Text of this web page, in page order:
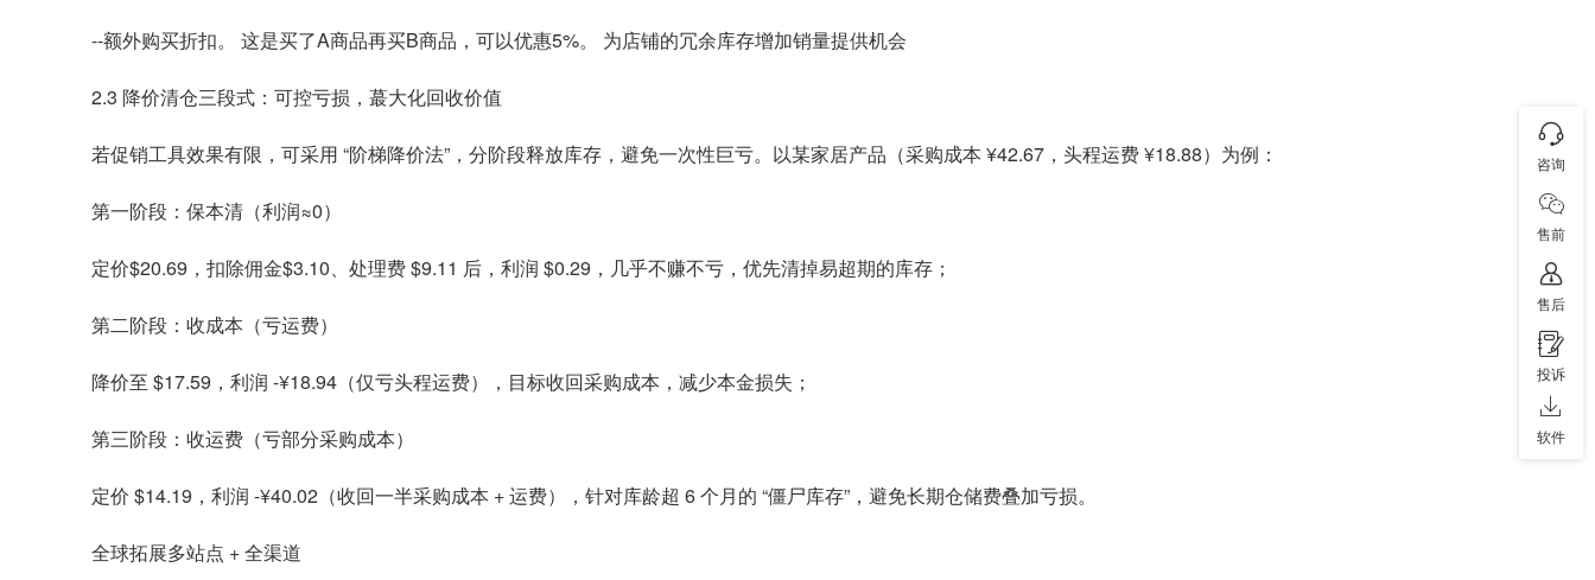
--额外购买折扣。 这是买了A商品再买B商品，可以优惠5%。 为店铺的冗余库存增加销量提供机会
2.3 降价清仓三段式：可控亏损，蕞大化回收价值
若促销工具效果有限，可采用 “阶梯降价法”，分阶段释放库存，避免一次性巨亏。以某家居产品（采购成本 ¥42.67，头程运费 ¥18.88）为例：
第一阶段：保本清（利润≈0）
定价$20.69，扣除佣金$3.10、处理费 $9.11 后，利润 $0.29，几乎不赚不亏，优先清掉易超期的库存；
第二阶段：收成本（亏运费）
降价至 $17.59，利润 -¥18.94（仅亏头程运费），目标收回采购成本，减少本金损失；
第三阶段：收运费（亏部分采购成本）
定价 $14.19，利润 -¥40.02（收回一半采购成本 + 运费），针对库龄超 6 个月的 “僵尸库存”，避免长期仓储费叠加亏损。
全球拓展多站点 + 全渠道
咨询
售前
售后
投诉
软件